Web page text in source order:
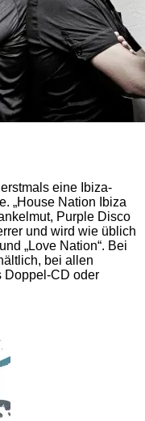
eine Ibiza-
„House Nation Ibiza
Purple Disco
und wird wie üblich
„Love Nation“. Bei
bei allen
Doppel-CD oder